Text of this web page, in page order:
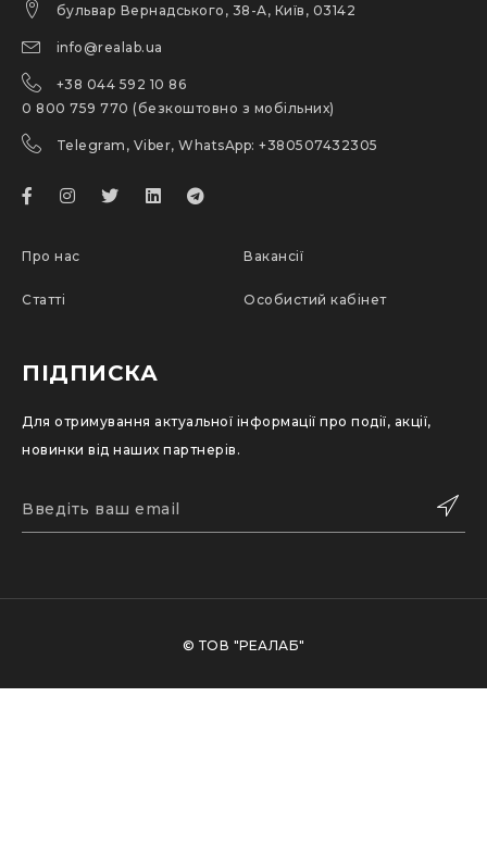
бульвар Вернадського, 38-А, Київ, 03142
info@realab.ua
+38 044 592 10 86
0 800 759 770 (безкоштовно з мобільних)
Telegram, Viber, WhatsApp: +380507432305
Про нас Вакансії
Статті Особистий кабінет
ПІДПИСКА
Для отримування актуальної інформації про події, акції,
новинки від наших партнерів.
© ТОВ "РЕАЛАБ"